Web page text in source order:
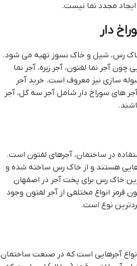
ایجاد مجدد نما نیست.
دار
خاک رس، شیل و خاک نسوز تهیه می شود.
چون آجر نما لفتون، آجر زبره، آجر نما
سوله سازی نیز معروف است. خرید آجر
های سوراخ دار شامل آجر سه گل، آجر
در ساختمان، آجرهای لفتون است.
هستند و از خاک رس ساخته شده و
خاک رس برای پخت آجر در اصفهان
قرمز انواع مختلفی از آجر لفتون وجود
نوع است.
آجرهایی است که در صنعت ساختمان